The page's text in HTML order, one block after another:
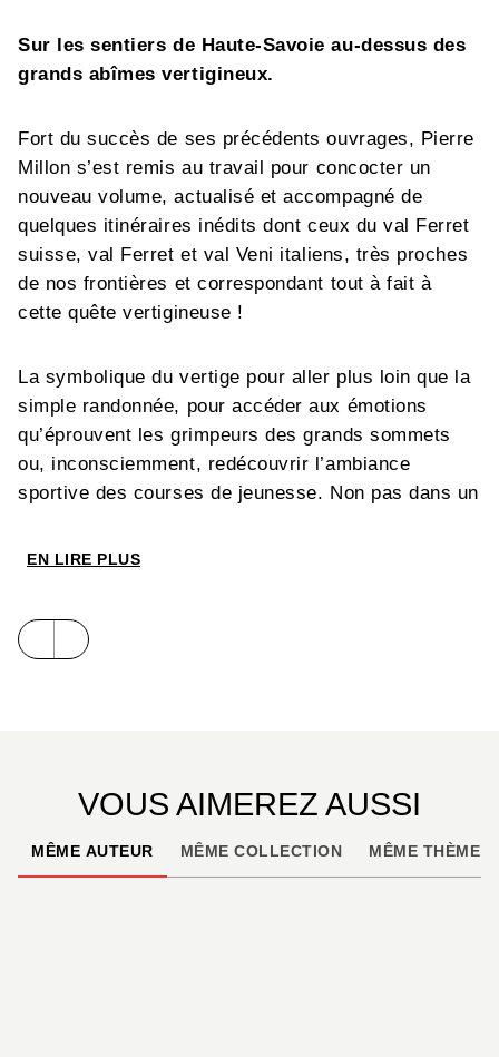
Sur les sentiers de Haute-Savoie au-dessus des
grands abîmes vertigineux.
Fort du succès de ses précédents ouvrages, Pierre
Millon s’est remis au travail pour concocter un
nouveau volume, actualisé et accompagné de
quelques itinéraires inédits dont ceux du val Ferret
suisse, val Ferret et val Veni italiens, très proches
de nos frontières et correspondant tout à fait à
cette quête vertigineuse !
La symbolique du vertige pour aller plus loin que la
simple randonnée, pour accéder aux émotions
qu’éprouvent les grimpeurs des grands sommets
ou, inconsciemment, redécouvrir l’ambiance
sportive des courses de jeunesse. Non pas dans un
du plaisir de contempler, mais dans un vertige «
plutôt ludique sans toutefois nier la nécessaire
dimension de l’effort.
volontiers de « randonneurs expérimentés », « au
pied sûr ». Et la partie n’est pas toujours facile !
EN LIRE PLUS
VOUS AIMEREZ AUSSI
MÊME AUTEUR MÊME COLLECTION MÊME THÈME